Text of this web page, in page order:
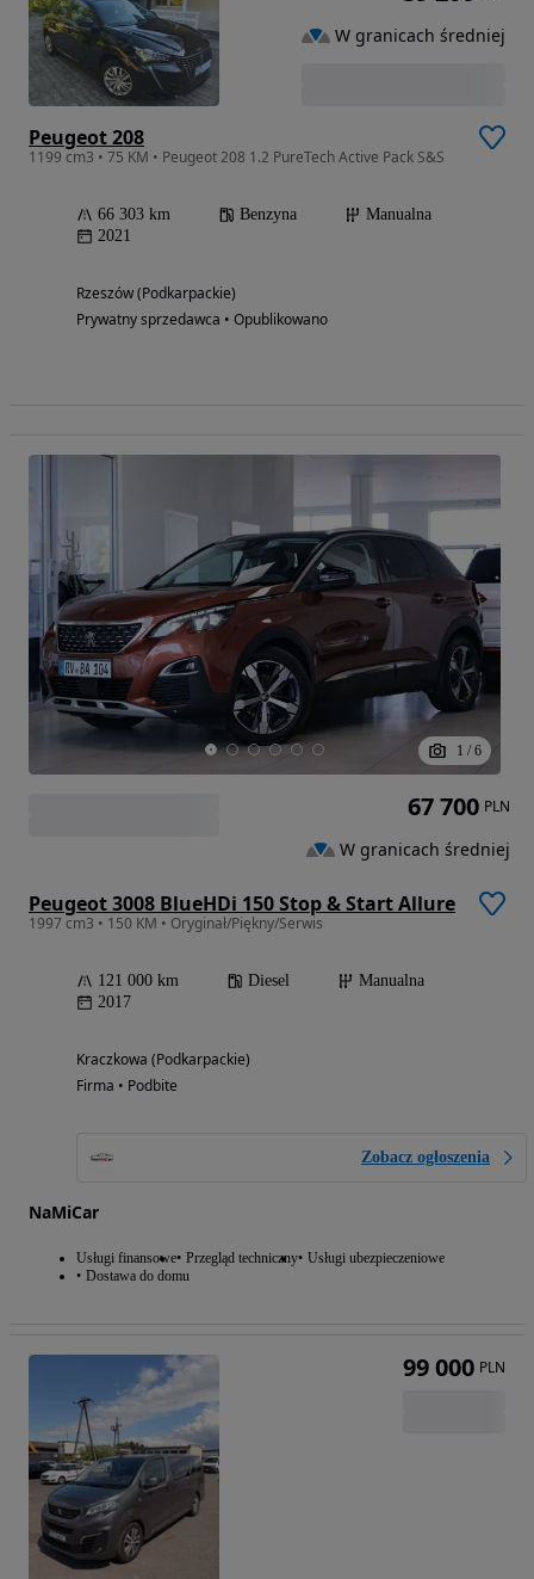
Peugeot 208
1199 cm3 • 75 KM • Peugeot 208 1.2 PureTech Active Pack S&S
66 303 km Benzyna
Manualna
2021
Rzeszów (Podkarpackie)
Prywatny sprzedawca • Opublikowano
W granicach średniej
1 / 6
Peugeot 3008 BlueHDi 150 Stop & Start Allure
1997 cm3 • 150 KM • Oryginał/Piękny/Serwis
121 000 km Diesel
Manualna
2017
Kraczkowa (Podkarpackie)
Firma • Podbite
Zobacz ogłoszenia
NaMiCar
Usługi finansowe Przegląd techniczny Usługi ubezpieczeniowe
Dostawa do domu
67 700 PLN
W granicach średniej
99 000 PLN